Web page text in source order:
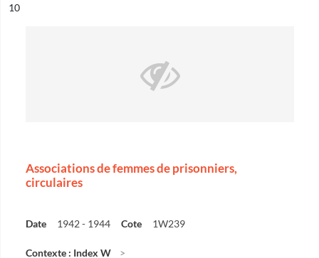
n°
10
Associations de femmes de prisonniers,
circulaires
Date 1942 - 1944 Cote 1W239
Contexte : Index W